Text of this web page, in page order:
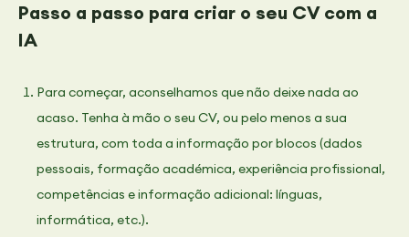
Passo a passo para criar o seu CV com a
IA
Para começar, aconselhamos que não deixe nada ao
acaso. Tenha à mão o seu CV, ou pelo menos a sua
estrutura, com toda a informação por blocos (dados
pessoais, formação académica, experiência profissional,
competências e informação adicional: línguas,
informática, etc.).